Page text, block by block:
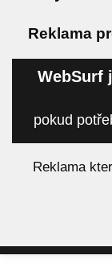
Reklama
WebSurf
pokud
Reklama